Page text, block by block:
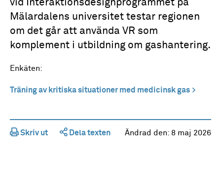
vid Interaktionsdesignprogrammet på
Mälardalens universitet testar regionen
om det går att använda VR som
komplement i utbildning om gashantering.
Enkäten:
Träning av kritiska situationer med medicinsk gas
Skriv ut Dela texten Ändrad den: 8 maj 2026